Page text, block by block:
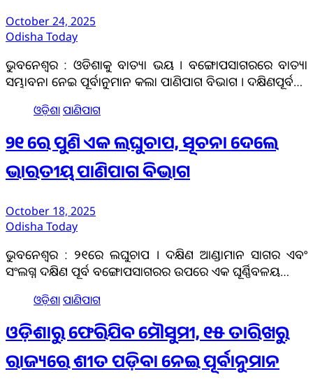
October 24, 2025
Odisha Today
ଭୁବନେଶ୍ୱର : ଓଡିଶାକୁ ବାତ୍ୟା ଭୟ । ବଙ୍ଗୋପସାଗରରେ ବାତ୍ୟା
ସମ୍ଭାବନା ନେଇ ପୂର୍ବାନୁମାନ କଲା ପାଣିପାଗ ବିଭାଗ । ଦକ୍ଷିଣପୂର୍ବ…
ଓଡ଼ିଶାପାଣିପାଗ
୨୧ ରେ ପୁଣି ଏକ ଲଘୁଚାପ, ସୂଚନା ଦେଲେ
ଭାରତୀୟ ପାଣିପାଗ ବିଭାଗ
October 18, 2025
Odisha Today
ଭୁବନେଶ୍ୱର : ୨୧ରେ ଲଘୁଚାପ । ଦକ୍ଷିଣ ଆଣ୍ଡାମାନ ସାଗର ଏବଂ
ସଂଲଗ୍ନ ଦକ୍ଷିଣ ପୂର୍ବ ବଙ୍ଗୋପସାଗରର ଉପରେ ଏକ ଘୂର୍ଣ୍ଣିବଳୟ…
ଓଡ଼ିଶାପାଣିପାଗ
ଓଡ଼ିଶାରୁ ଫେରିଯିବ ମୌସୁମୀ, ୧୫ ତାରିଖରୁ
ରାଜ୍ୟରେ ଶୀତ ପଡ଼ିବା ନେଇ ପୂର୍ବାନୁମାନ